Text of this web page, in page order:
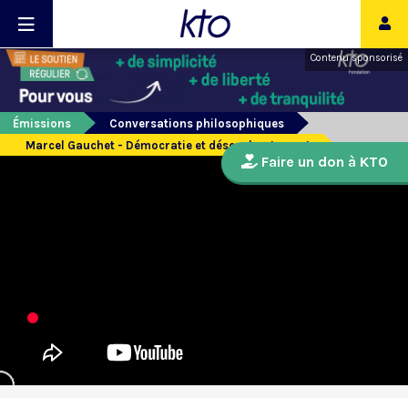
Contenu sponsorisé
Émissions
Conversations philosophiques
Marcel Gauchet - Démocratie et désenchantement
Faire un don à KTO